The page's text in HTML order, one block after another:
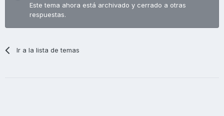
Este tema ahora está archivado y cerrado a otras
respuestas.
Ir a la lista de temas